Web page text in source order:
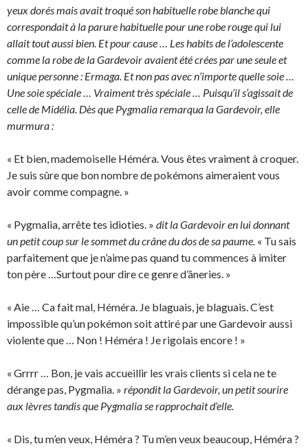
yeux dorés mais avait troqué son habituelle robe blanche qui
correspondait à la parure habituelle pour une robe rouge qui lui
allait tout aussi bien. Et pour cause … Les habits de l’adolescente
comme la robe de la Gardevoir avaient été crées par une seule et
unique personne : Ermaga. Et non pas avec n’importe quelle soie …
Une soie spéciale … Vraiment très spéciale … Puisqu’il s’agissait de
celle de Midélia. Dès que Pygmalia remarqua la Gardevoir, elle
murmura :
« Et bien, mademoiselle Héméra. Vous êtes vraiment à croquer.
Je suis sûre que bon nombre de pokémons aimeraient vous
avoir comme compagne. »
« Pygmalia, arrête tes idioties. » dit la Gardevoir en lui donnant
un petit coup sur le sommet du crâne du dos de sa paume. « Tu sais
parfaitement que je n’aime pas quand tu commences à imiter
ton père …Surtout pour dire ce genre d’âneries. »
« Aie … Ca fait mal, Héméra. Je blaguais, je blaguais. C’est
impossible qu’un pokémon soit attiré par une Gardevoir aussi
violente que … Non ! Héméra ! Je rigolais encore ! »
« Grrrr … Bon, je vais accueillir les vrais clients si cela ne te
dérange pas, Pygmalia. » répondit la Gardevoir, un petit sourire
aux lèvres tandis que Pygmalia se rapprochait d’elle.
« Dis, tu m’en veux, Héméra ? Tu m’en veux beaucoup, Héméra ?